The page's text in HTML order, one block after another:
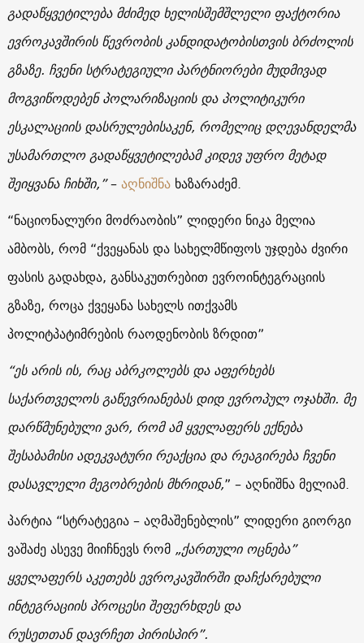
გადაწყვეტილება მძიმედ ხელისშემშლელი ფაქტორია
ევროკავშირის წევრობის კანდიდატობისთვის ბრძოლის
გზაზე. ჩვენი სტრატეგიული პარტნიორები მუდმივად
მოგვიწოდებენ პოლარიზაციის და პოლიტიკური
ესკალაციის დასრულებისაკენ, რომელიც დღევანდელმა
უსამართლო გადაწყვეტილებამ კიდევ უფრო მეტად
შეიყვანა ჩიხში,”–აღნიშნა ხაზარაძემ.
“ნაციონალური მოძრაობის” ლიდერი ნიკა მელია
ამბობს, რომ “ქვეყანას და სახელმწიფოს უჯდება ძვირი
ფასის გადახდა, განსაკუთრებით ევროინტეგრაციის
გზაზე, როცა ქვეყანა სახელს ითქვამს
პოლიტპატიმრების რაოდენობის ზრდით”
“ეს არის ის, რაც აბრკოლებს და აფერხებს
საქართველოს გაწევრიანებას დიდ ევროპულ ოჯახში. მე
დარწმუნებული ვარ, რომ ამ ყველაფერს ექნება
შესაბამისი ადეკვატური რეაქცია და რეაგირება ჩვენი
დასავლელი მეგობრების მხრიდან,” – აღნიშნა მელიამ.
პარტია “სტრატეგია – აღმაშენებლის” ლიდერი გიორგი
ვაშაძე ასევე მიიჩნევს რომ „ქართული ოცნება”
ყველაფერს აკეთებს ევროკავშირში დაჩქარებული
ინტეგრაციის პროცესი შეფერხდეს და
რუსეთთან დავრჩეთ პირისპირ”.